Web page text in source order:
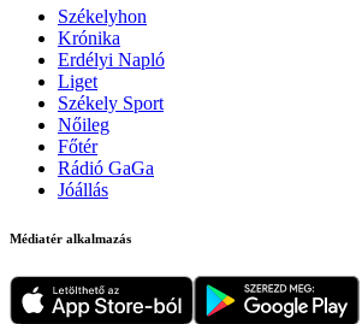
Székelyhon
Krónika
Erdélyi Napló
Liget
Székely Sport
Nőileg
Főtér
Rádió GaGa
Jóállás
Médiatér alkalmazás